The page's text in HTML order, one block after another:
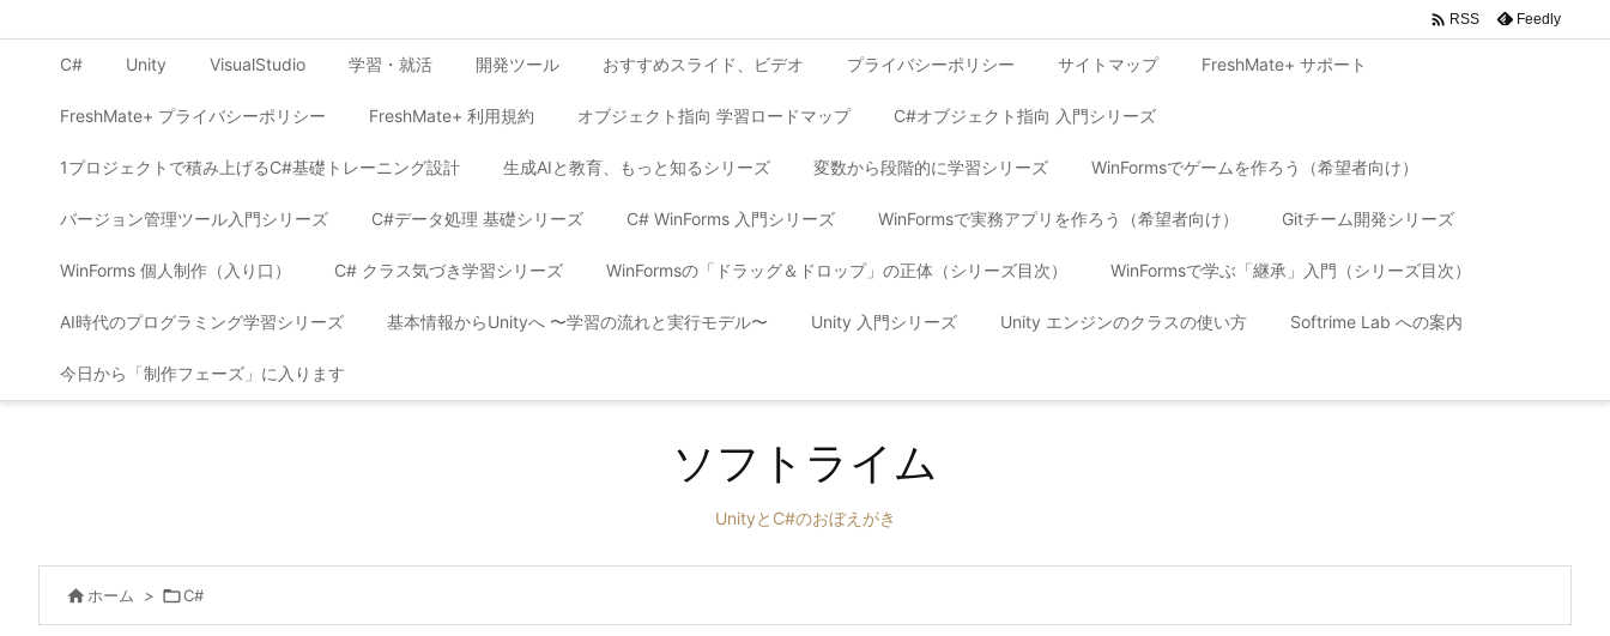
C# Unity VisualStudio 学習・就活 開発ツール おすすめスライド、ビデオ プライバシーポリシー サイトマップ FreshMate+ サポート
FreshMate+ プライバシーポリシー FreshMate+ 利用規約 オブジェクト指向 学習ロードマップ C#オブジェクト指向 入門シリーズ
1プロジェクトで積み上げるC#基礎トレーニング設計 生成AIと教育、もっと知るシリーズ 変数から段階的に学習シリーズ WinFormsでゲームを作ろう（希望者向け）
バージョン管理ツール入門シリーズ C#データ処理 基礎シリーズ C# WinForms 入門シリーズ WinFormsで実務アプリを作ろう（希望者向け） Gitチーム開発シリーズ
WinForms 個人制作（入り口） C# クラス気づき学習シリーズ WinFormsの「ドラッグ＆ドロップ」の正体（シリーズ目次） WinFormsで学ぶ「継承」入門（シリーズ目次）
AI時代のプログラミング学習シリーズ 基本情報からUnityへ 〜学習の流れと実行モデル〜 Unity 入門シリーズ Unity エンジンのクラスの使い方 Softrime Lab への案内
今日から「制作フェーズ」に入ります
 RSS Feedly
ソフトライム
UnityとC#のおぼえがき
 ホーム > C#